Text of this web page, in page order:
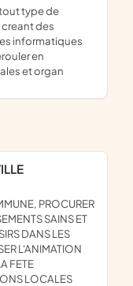
des
informatiques
en
et organ
SAINS ET
DANS LES
L'ANIMATION
FETE
LOCALES